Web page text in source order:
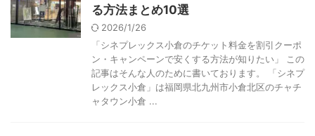
る方法まとめ10選
2026/1/26
「シネプレックス小倉のチケット料金を割引クーポ
ン・キャンペーンで安くする方法が知りたい」 この
記事はそんな人のために書いております。 「シネプ
レックス小倉」は福岡県北九州市小倉北区のチャチ
ャタウン小倉 ...